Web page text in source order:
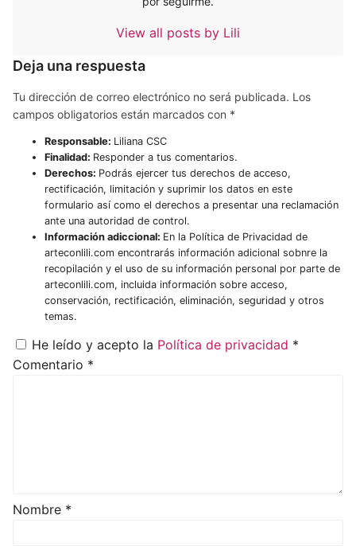
View all posts by Lili
Deja una respuesta
Tu dirección de correo electrónico no será publicada. Los
campos obligatorios están marcados con *
Comentario *
Nombre *
Responsable: Liliana CSC
Finalidad: Responder a tus comentarios.
Derechos: Podrás ejercer tus derechos de acceso,
rectificación, limitación y suprimir los datos en este
formulario así como el derechos a presentar una reclamación
ante una autoridad de control.
Información adiccional: En la Política de Privacidad de
arteconlili.com encontrarás información adicional sobnre la
recopilación y el uso de su información personal por parte de
arteconlili.com, incluida información sobre acceso,
conservación, rectificación, eliminación, seguridad y otros
temas.
He leído y acepto la Política de privacidad *